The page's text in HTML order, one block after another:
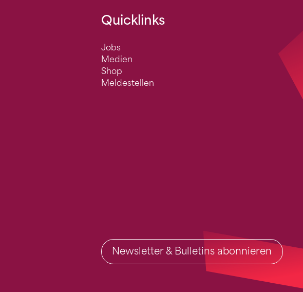
Quicklinks
Jobs
Medien
Shop
Meldestellen
Newsletter & Bulletins abonnieren